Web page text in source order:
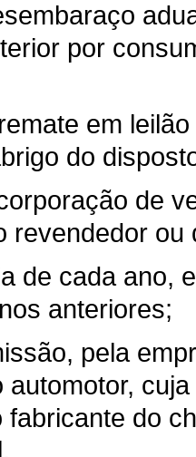
por
em
do
de
revendedor ou
de cada ano,
anteriores;
pela
fabricante do